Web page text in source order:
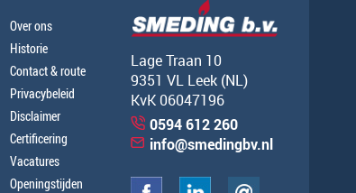
Over ons
Historie
Contact & route
Privacybeleid
Disclaimer
Certificering
Vacatures
Openingstijden
Lage Traan 10
9351 VL Leek (NL)
KvK 06047196
0594 612 260
info@smedingbv.nl